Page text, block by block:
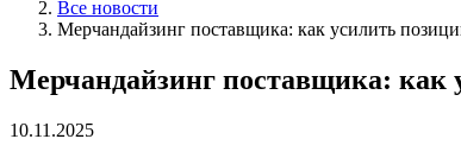
Все новости
Мерчандайзинг поставщика: как усилить
Мерчандайзинг поставщика: как
10.11.2025